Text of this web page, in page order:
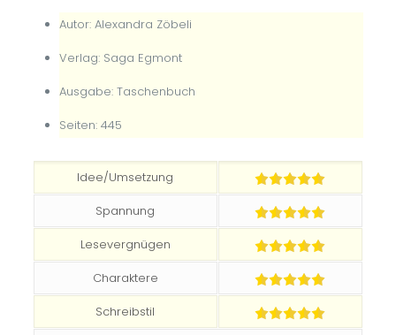
Autor: Alexandra Zöbeli
Verlag: Saga Egmont
Ausgabe: Taschenbuch
Seiten: 445
Idee/Umsetzung
Spannung
Lesevergnügen
Charaktere
Schreibstil